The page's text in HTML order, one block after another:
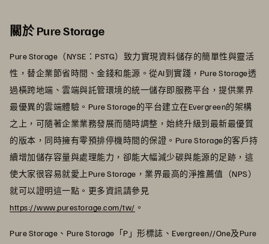
關於 Pure Storage
Pure Storage（NYSE：PSTG）致力實現資料儲存的簡單性與靈活
性，替企業節省時間、金錢和能源。從AI到實踐，Pure Storage透
過橫跨地端、雲端與託管環境的統一儲存即服務平台，提供業界
最優異的雲端體驗。Pure Storage的平台建立在Evergreen的架構
之上，可隨著企業業務發展而隨時調整，始終升級到最新最優質
的版本，同時擁有零預排停機時間的保證。Pure Storage的客戶持
續增加儲存容量與處理能力，卻能大幅減少碳與能源的足跡，這
使大家很容易就愛上Pure Storage，業界最高的淨推薦值（NPS）
就可以證明這一點。更多資訊請參見
https://www.purestorage.com/tw/ 。
Pure Storage、Pure Storage「P」形標誌、Evergreen//One及Pure